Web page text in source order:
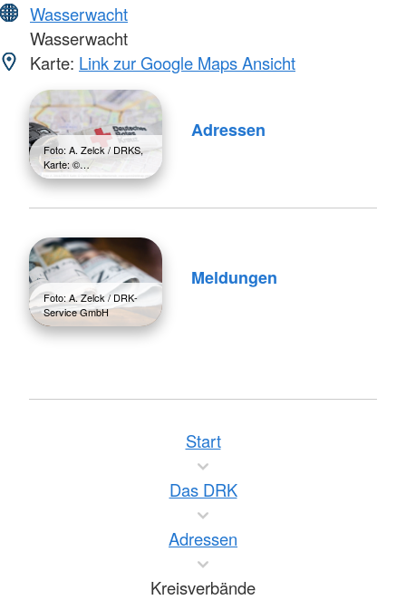
Wasserwacht
Wasserwacht
Karte: Link zur Google Maps Ansicht
Foto: A. Zelck / DRKS,
Karte: ©…
Adressen
Foto: A. Zelck / DRK-
Service GmbH
Meldungen
Start
Das DRK
Adressen
Kreisverbände